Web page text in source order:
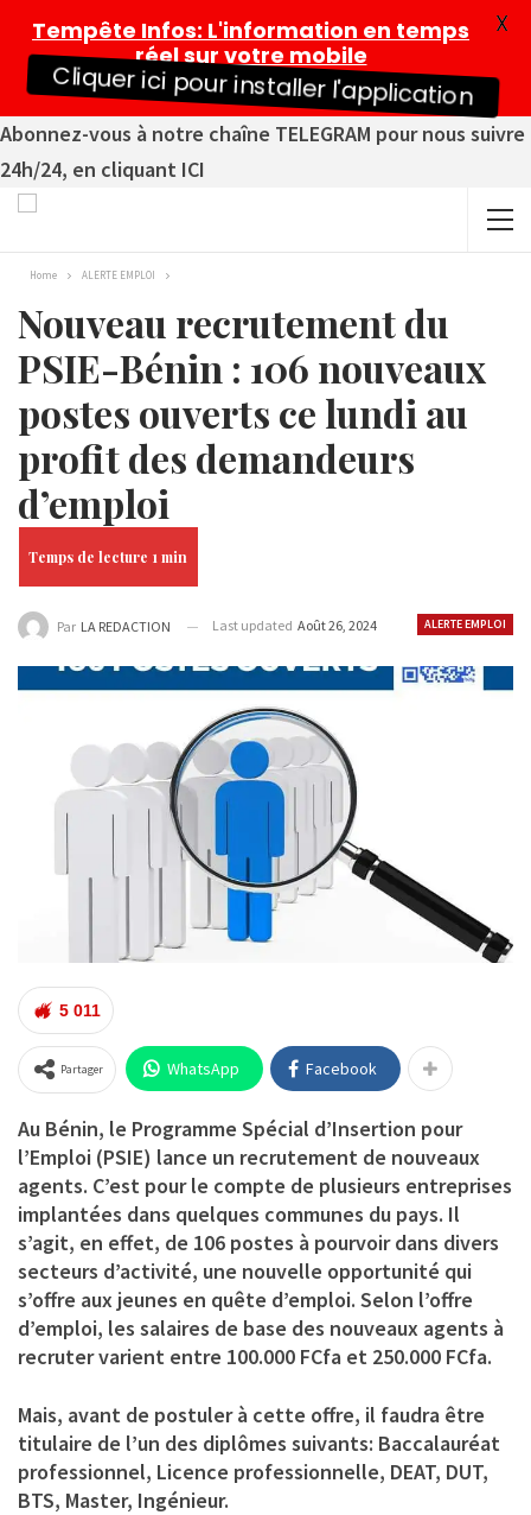
Abonnez-vous à notre chaîne TELEGRAM pour nous suivre
24h/24, en cliquant ICI
Home ALERTE EMPLOI
Nouveau recrutement du
PSIE-Bénin : 106 nouveaux
postes ouverts ce lundi au
profit des demandeurs
d’emploi
ALERTE EMPLOI
Par LA REDACTION Last updated Août 26, 2024
5 011
Partager WhatsApp Facebook
Au Bénin, le Programme Spécial d’Insertion pour
l’Emploi (PSIE) lance un recrutement de nouveaux
agents. C’est pour le compte de plusieurs entreprises
implantées dans quelques communes du pays. Il
s’agit, en effet, de 106 postes à pourvoir dans divers
secteurs d’activité, une nouvelle opportunité qui
s’offre aux jeunes en quête d’emploi. Selon l’offre
d’emploi, les salaires de base des nouveaux agents à
recruter varient entre 100.000 FCfa et 250.000 FCfa.
Mais, avant de postuler à cette offre, il faudra être
titulaire de l’un des diplômes suivants: Baccalauréat
professionnel, Licence professionnelle, DEAT, DUT,
BTS, Master, Ingénieur.
Tempête Infos: L'information en temps
réel sur votre mobile
Cliquer ici pour installer l'application
X